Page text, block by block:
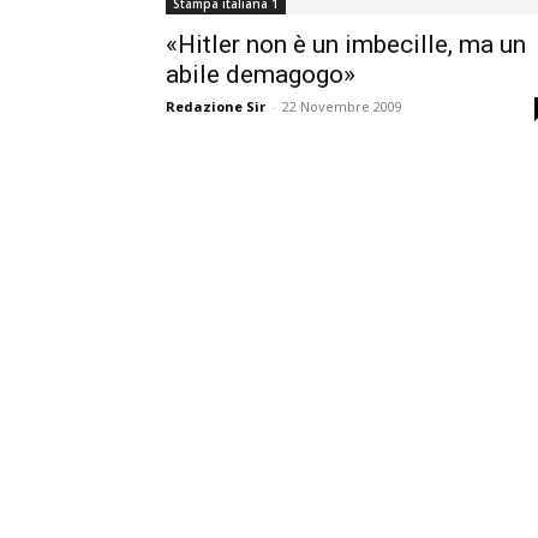
Stampa italiana 1
«Hitler non è un imbecille, ma un
abile demagogo»
Redazione Sir - 22 Novembre 2009